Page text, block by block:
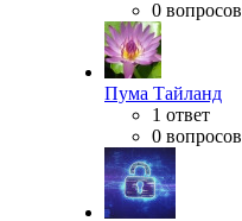
0 вопросов
Пума Тайланд
1 ответ
0 вопросов